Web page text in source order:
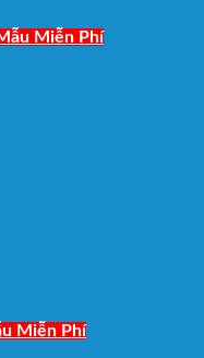
Miễn Phí
Miễn Phí